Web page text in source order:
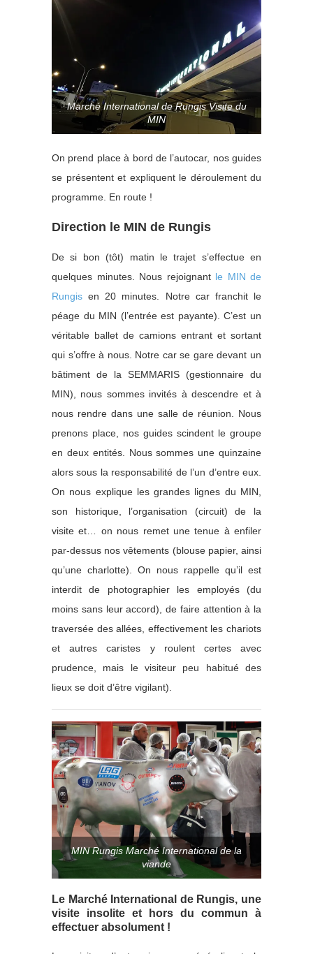
Marché International de Rungis Visite du
MIN
On prend place à bord de l’autocar, nos guides
se présentent et expliquent le déroulement du
programme. En route !
Direction le MIN de Rungis
De si bon (tôt) matin le trajet s’effectue en
quelques minutes. Nous rejoignant le MIN de
Rungis en 20 minutes. Notre car franchit le
péage du MIN (l’entrée est payante). C’est un
véritable ballet de camions entrant et sortant
qui s’offre à nous. Notre car se gare devant un
bâtiment de la SEMMARIS (gestionnaire du
MIN), nous sommes invités à descendre et à
nous rendre dans une salle de réunion. Nous
prenons place, nos guides scindent le groupe
en deux entités. Nous sommes une quinzaine
alors sous la responsabilité de l’un d’entre eux.
On nous explique les grandes lignes du MIN,
son historique, l’organisation (circuit) de la
visite et… on nous remet une tenue à enfiler
par-dessus nos vêtements (blouse papier, ainsi
qu’une charlotte). On nous rappelle qu’il est
interdit de photographier les employés (du
moins sans leur accord), de faire attention à la
traversée des allées, effectivement les chariots
et autres caristes y roulent certes avec
prudence, mais le visiteur peu habitué des
lieux se doit d’être vigilant).
MIN Rungis Marché International de la
viande
Le Marché International de Rungis, une
visite insolite et hors du commun à
effectuer absolument !